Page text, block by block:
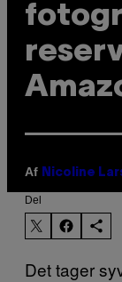
Af Nicoline
Del
Det tager